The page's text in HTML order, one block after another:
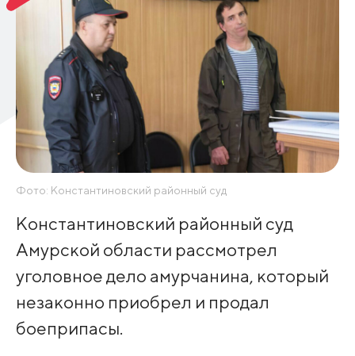
Фото: Константиновский районный суд
Константиновский районный суд
Амурской области рассмотрел
уголовное дело амурчанина, который
незаконно приобрел и продал
боеприпасы.